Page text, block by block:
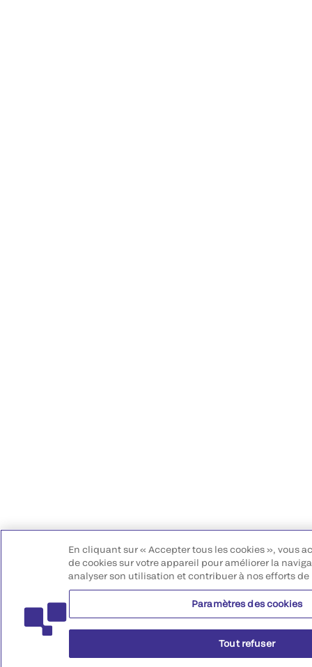
En cliquant sur « Accepter tous les cookies », vous
de cookies sur votre appareil pour améliorer la
analyser son utilisation et contribuer à nos efforts
Paramètres des cookies
Tout refuser